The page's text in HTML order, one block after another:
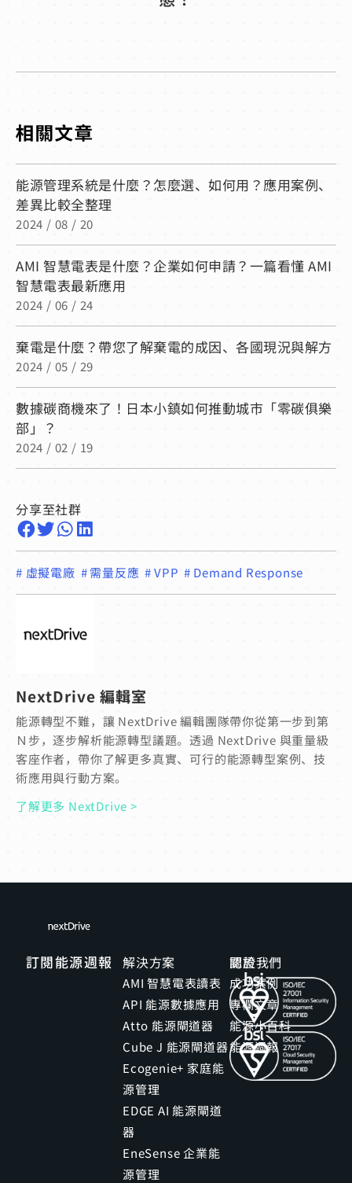
能源管理系統是什麼？怎麼選、如何用？應用案例、
差異比較全整理
2024 / 08 / 20
AMI 智慧電表是什麼？企業如何申請？一篇看懂 AMI
智慧電表最新應用
2024 / 06 / 24
棄電是什麼？帶您了解棄電的成因、各國現況與解方
2024 / 05 / 29
數據碳商機來了！日本小鎮如何推動城市「零碳俱樂
部」？
2024 / 02 / 19
分享至社群
# 虛擬電廠 #需量反應 # VPP # Demand Response
NextDrive 編輯室
能源轉型不難，讓 NextDrive 編輯團隊帶你從第一步到第
Ｎ步，逐步解析能源轉型議題。透過 NextDrive 與重量級
客座作者，帶你了解更多真實、可行的能源轉型案例、技
術應用與行動方案。
了解更多 NextDrive >
訂閱能源週報 解決方案
AMI 智慧電表讀表
API 能源數據應用
Atto 能源閘道器
Cube J 能源閘道器
Ecogenie+ 家庭能
源管理
EDGE AI 能源閘道
器
EneSense 企業能
源管理
關於我們
成功案例
專欄文章
能源小百科
能源週報
認證